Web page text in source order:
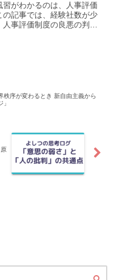
習がわかるのは、人事評価
の記事では、経験社数が少
人事評価制度の良悪の判断
秩序が変わるとき 新自由主義から